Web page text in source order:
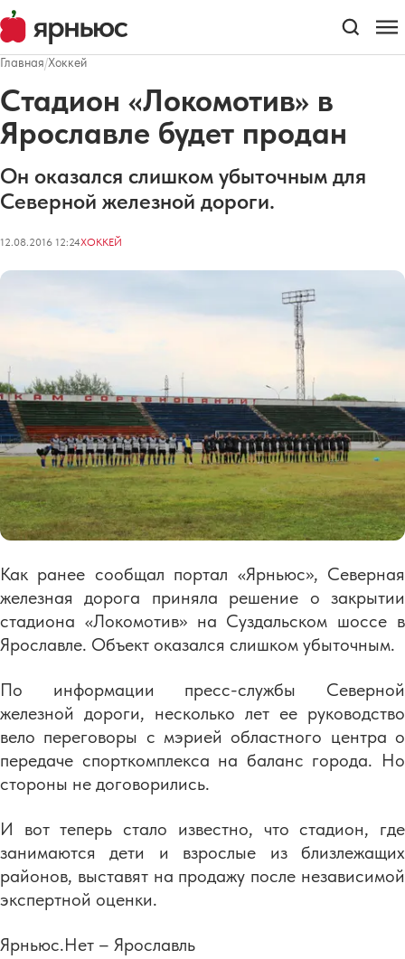
Главная/Хоккей
Стадион «Локомотив» в
Ярославле будет продан
Он оказался слишком убыточным для
Северной железной дороги.
12.08.2016 12:24ХОККЕЙ
Как ранее сообщал портал «Ярньюс», Северная
железная дорога приняла решение о закрытии
стадиона «Локомотив» на Суздальском шоссе в
Ярославле. Объект оказался слишком убыточным.
По информации пресс-службы Северной
железной дороги, несколько лет ее руководство
вело переговоры с мэрией областного центра о
передаче спорткомплекса на баланс города. Но
стороны не договорились.
И вот теперь стало известно, что стадион, где
занимаются дети и взрослые из близлежащих
районов, выставят на продажу после независимой
экспертной оценки.
Ярньюс.Нет – Ярославль